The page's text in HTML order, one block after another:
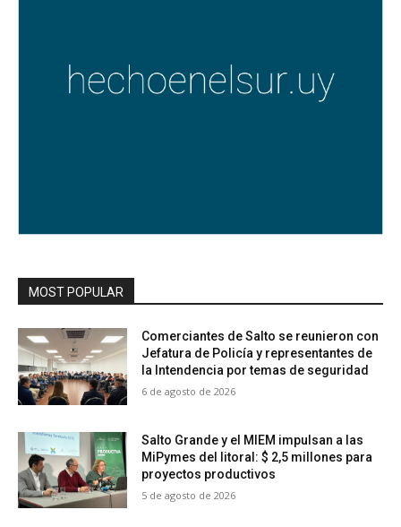
MOST POPULAR
Comerciantes de Salto se reunieron con
Jefatura de Policía y representantes de
la Intendencia por temas de seguridad
6 de agosto de 2026
Salto Grande y el MIEM impulsan a las
MiPymes del litoral: $ 2,5 millones para
proyectos productivos
5 de agosto de 2026